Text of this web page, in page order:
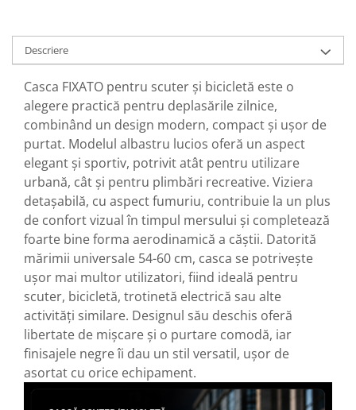
Descriere
Casca FIXATO pentru scuter și bicicletă este o
alegere practică pentru deplasările zilnice,
combinând un design modern, compact și ușor de
purtat. Modelul albastru lucios oferă un aspect
elegant și sportiv, potrivit atât pentru utilizare
urbană, cât și pentru plimbări recreative. Viziera
detașabilă, cu aspect fumuriu, contribuie la un plus
de confort vizual în timpul mersului și completează
foarte bine forma aerodinamică a căștii. Datorită
mărimii universale 54-60 cm, casca se potrivește
ușor mai multor utilizatori, fiind ideală pentru
scuter, bicicletă, trotinetă electrică sau alte
activități similare. Designul său deschis oferă
libertate de mișcare și o purtare comodă, iar
finisajele negre îi dau un stil versatil, ușor de
asortat cu orice echipament.